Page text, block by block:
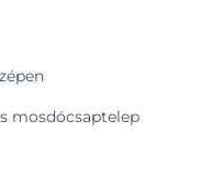
mosdócsaptelep